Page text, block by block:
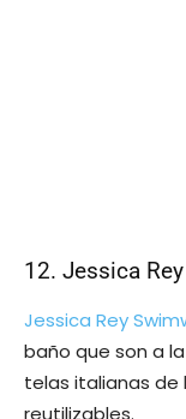
12. Jessica
Jessica Rey
baño que son a
telas italianas de
reutilizables.